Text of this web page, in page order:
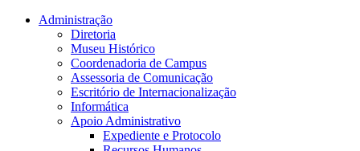
Conteúdo principal Menu principal
Administração
Diretoria
Museu Histórico
Coordenadoria de Campus
Assessoria de Comunicação
Escritório de Internacionalização
Informática
Apoio Administrativo
Expediente e Protocolo